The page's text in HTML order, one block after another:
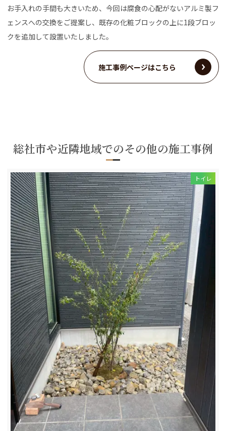
お手入れの手間も大きいため、今回は腐食の心配がないアルミ製フ
ェンスへの交換をご提案し、既存の化粧ブロックの上に1段ブロッ
クを追加して設置いたしました。
施工事例ページはこちら
総社市や近隣地域でのその他の施工事例
トイレ